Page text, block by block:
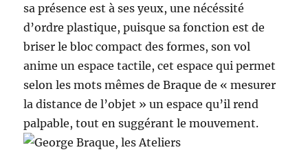
sa présence est à ses yeux, une nécéssité
d’ordre plastique, puisque sa fonction est de
briser le bloc compact des formes, son vol
anime un espace tactile, cet espace qui permet
selon les mots mêmes de Braque de « mesurer
la distance de l’objet » un espace qu’il rend
palpable, tout en suggérant le mouvement.